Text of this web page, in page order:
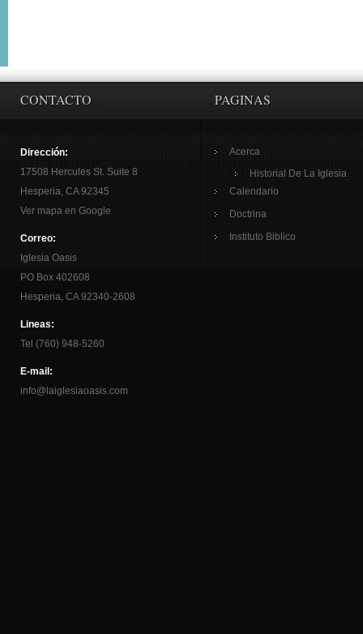
CONTACTO
Dirección:
17508 Hercules St. Suite 8
Hesperia, CA 92345
Ver mapa en Google
Correo:
Iglesia Oasis
PO Box 402608
Hesperia, CA 92340-2608
Lineas:
Tel (760) 948-5260
E-mail:
info@laiglesiaoasis.com
PAGINAS
Acerca
Historial De La Iglesia
Calendario
Doctrina
Instituto Biblico